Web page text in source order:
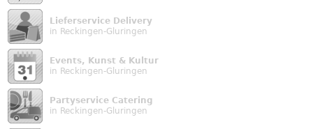
Lieferservice Delivery
in Reckingen-Gluringen
Events, Kunst & Kultur
in Reckingen-Gluringen
Partyservice Catering
in Reckingen-Gluringen